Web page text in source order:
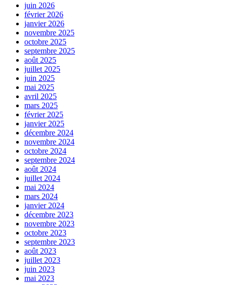
juin 2026
février 2026
janvier 2026
novembre 2025
octobre 2025
septembre 2025
août 2025
juillet 2025
juin 2025
mai 2025
avril 2025
mars 2025
février 2025
janvier 2025
décembre 2024
novembre 2024
octobre 2024
septembre 2024
août 2024
juillet 2024
mai 2024
mars 2024
janvier 2024
décembre 2023
novembre 2023
octobre 2023
septembre 2023
août 2023
juillet 2023
juin 2023
mai 2023